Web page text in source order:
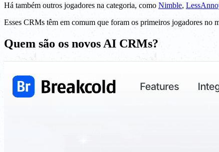
Há também outros jogadores na categoria, como Nimble,
Esses CRMs têm em comum que foram os primeiros jogadores no
Quem são os novos AI CRMs?